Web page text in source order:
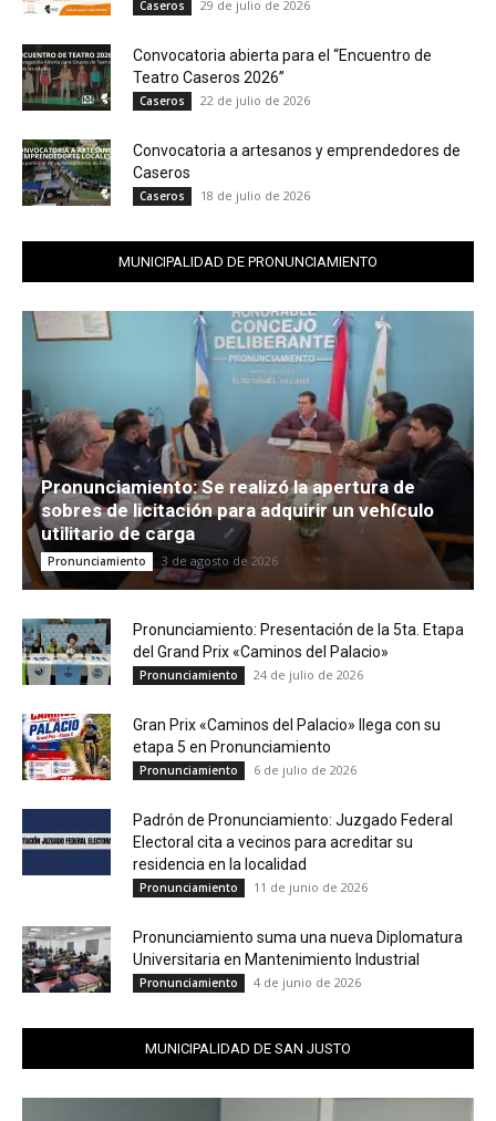
Caseros 29 de julio de 2026
Convocatoria abierta para el “Encuentro de
Teatro Caseros 2026”
Caseros 22 de julio de 2026
Convocatoria a artesanos y emprendedores de
Caseros
Caseros 18 de julio de 2026
MUNICIPALIDAD DE PRONUNCIAMIENTO
Pronunciamiento: Se realizó la apertura de
sobres de licitación para adquirir un vehículo
utilitario de carga
Pronunciamiento 3 de agosto de 2026
Pronunciamiento: Presentación de la 5ta. Etapa
del Grand Prix «Caminos del Palacio»
Pronunciamiento 24 de julio de 2026
Gran Prix «Caminos del Palacio» llega con su
etapa 5 en Pronunciamiento
Pronunciamiento 6 de julio de 2026
Padrón de Pronunciamiento: Juzgado Federal
Electoral cita a vecinos para acreditar su
residencia en la localidad
Pronunciamiento 11 de junio de 2026
Pronunciamiento suma una nueva Diplomatura
Universitaria en Mantenimiento Industrial
Pronunciamiento 4 de junio de 2026
MUNICIPALIDAD DE SAN JUSTO